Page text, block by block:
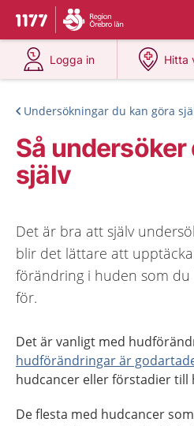
Till startsidan för 1177
Du har valt region
Logga in
på 1177.se
Hitta
på
Undersökningar du kan göra
Så undersöker
själv
Det är bra att själv
blir det lättare att
förändring i huden som du
för.
Det är vanligt med
hudförändringar är
hudcancer eller förstadier till
De flesta med hudcancer